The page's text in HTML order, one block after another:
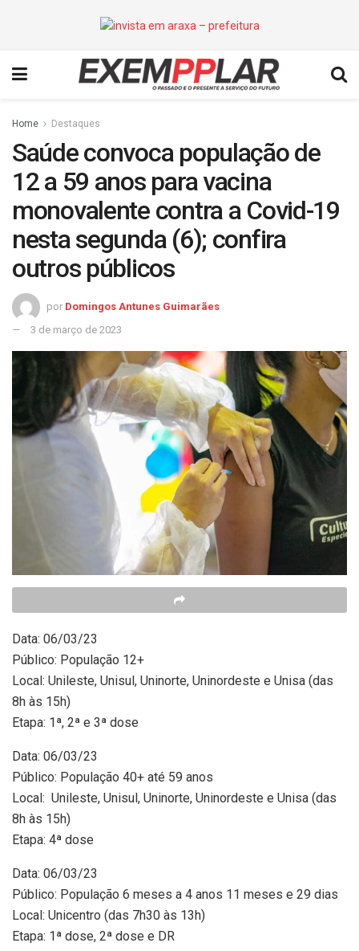
Home Destaques
Saúde convoca população de
12 a 59 anos para vacina
monovalente contra a Covid-19
nesta segunda (6); confira
outros públicos
por Domingos Antunes Guimarães
3 de março de 2023
Data: 06/03/23
Público: População 12+
Local: Unileste, Unisul, Uninorte, Uninordeste e Unisa (das
8h às 15h)
Etapa: 1ª, 2ª e 3ª dose
Data: 06/03/23
Público: População 40+ até 59 anos
Local: Unileste, Unisul, Uninorte, Uninordeste e Unisa (das
8h às 15h)
Etapa: 4ª dose
Data: 06/03/23
Público: População 6 meses a 4 anos 11 meses e 29 dias
Local: Unicentro (das 7h30 às 13h)
Etapa: 1ª dose, 2ª dose e DR